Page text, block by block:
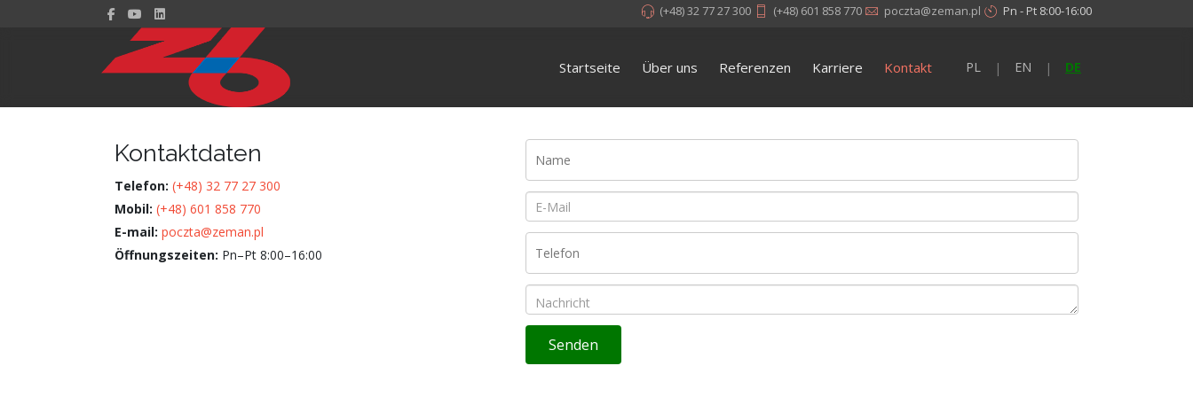
(+48) 32 77 27 300 (+48) 601 858 770 poczta@zeman.pl Pn - Pt 8:00-16:00
Startseite Über uns Referenzen Karriere Kontakt PL | EN | DE
Kontaktdaten
Telefon: (+48) 32 77 27 300
Mobil: (+48) 601 858 770
E-mail: poczta@zeman.pl
Öffnungszeiten: Pn–Pt 8:00–16:00
Senden